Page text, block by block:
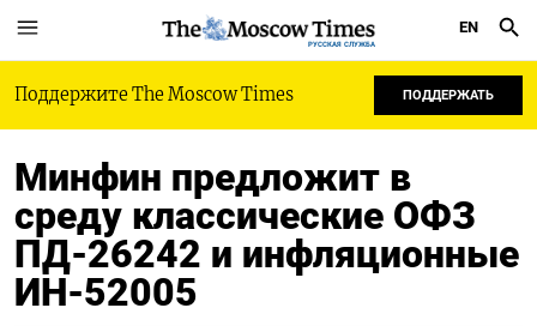
РУССКАЯ СЛУЖБА
EN
Поддержите The Moscow Times ПОДДЕРЖАТЬ
Минфин предложит в
среду классические ОФЗ
ПД-26242 и инфляционные
ИН-52005